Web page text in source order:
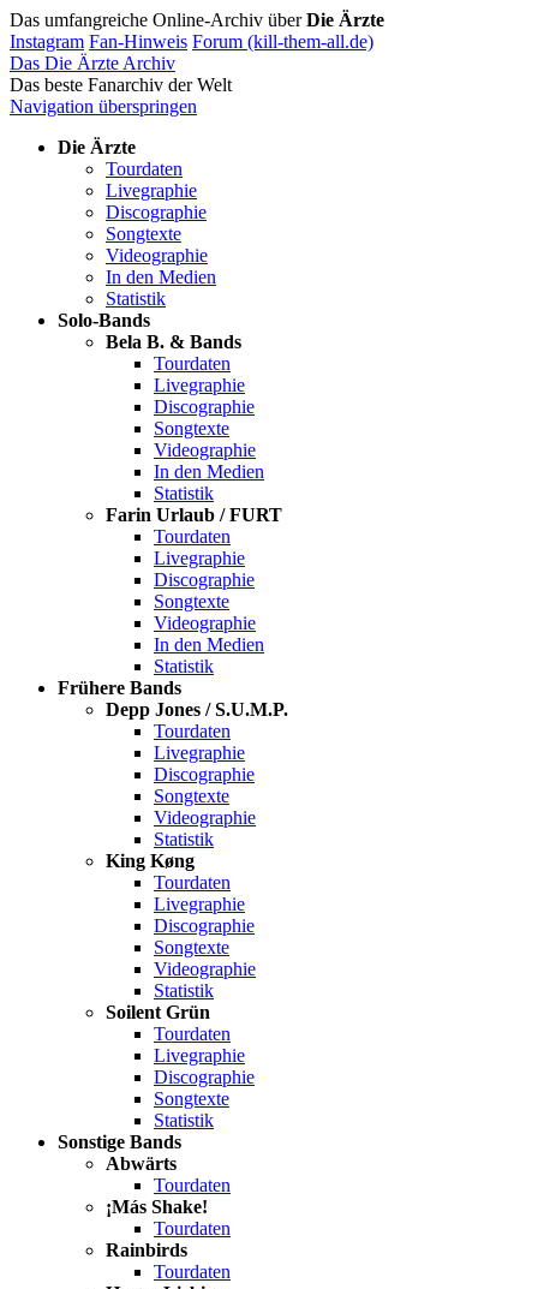
Das umfangreiche Online-Archiv überDie Ärzte
Instagram Fan-Hinweis Forum (kill-them-all.de)
Das Die Ärzte Archiv
Das beste Fanarchiv der Welt
Navigation überspringen
Die Ärzte
Tourdaten
Livegraphie
Discographie
Songtexte
Videographie
In den Medien
Statistik
Solo-Bands
Bela B. & Bands
Tourdaten
Livegraphie
Discographie
Songtexte
Videographie
In den Medien
Statistik
Farin Urlaub / FURT
Tourdaten
Livegraphie
Discographie
Songtexte
Videographie
In den Medien
Statistik
Frühere Bands
Depp Jones / S.U.M.P.
Tourdaten
Livegraphie
Discographie
Songtexte
Videographie
Statistik
King Køng
Tourdaten
Livegraphie
Discographie
Songtexte
Videographie
Statistik
Soilent Grün
Tourdaten
Livegraphie
Discographie
Songtexte
Statistik
Sonstige Bands
Abwärts
Tourdaten
¡Más Shake!
Tourdaten
Rainbirds
Tourdaten